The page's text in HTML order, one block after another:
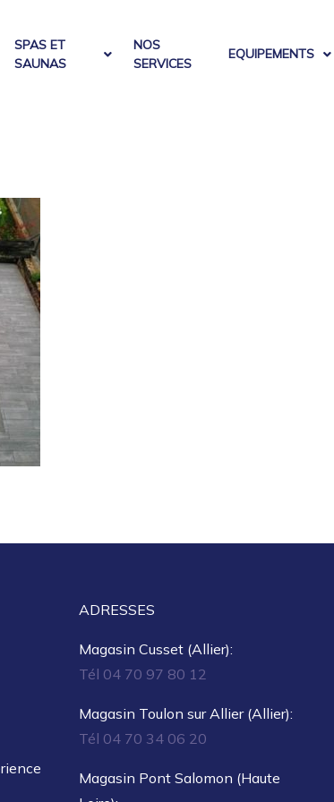
SPAS ET
SAUNAS
NOS
SERVICES
EQUIPEMENTS
ADRESSES
Magasin Cusset (Allier):
Tél 04 70 97 80 12
Magasin Toulon sur Allier (Allier):
Tél 04 70 34 06 20
Magasin Pont Salomon (Haute